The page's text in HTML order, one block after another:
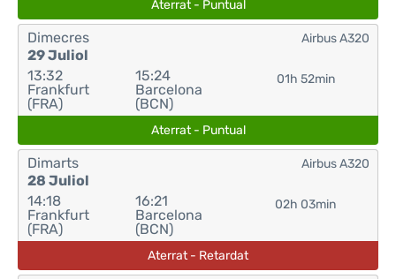
Aterrat - Puntual
Dimecres
29 Juliol
13:32
Frankfurt
(FRA)
15:24
Barcelona
(BCN)
01h 52min
Airbus A320
Aterrat - Puntual
Dimarts
28 Juliol
14:18
Frankfurt
(FRA)
16:21
Barcelona
(BCN)
02h 03min
Airbus A320
Aterrat - Retardat